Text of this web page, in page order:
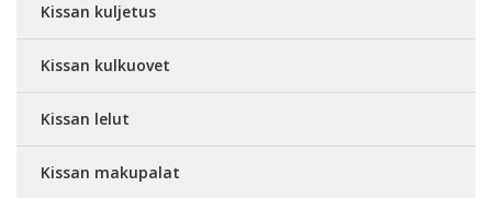
Kissan kuljetus
Kissan kulkuovet
Kissan lelut
Kissan makupalat